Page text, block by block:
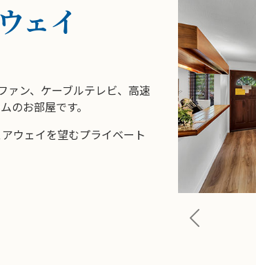
ェイ
ァン、ケーブルテレビ、高速
のお部屋です。
ウェイを望むプライベート
Previous